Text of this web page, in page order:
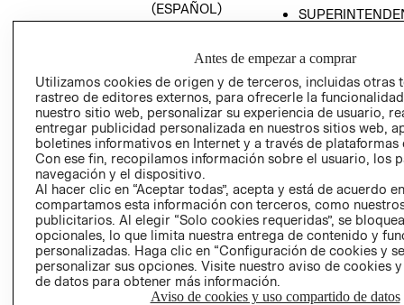
(ESPAÑOL)
TRANSPARENCIA
PETICIONES
QUEJAS Y
RECLAMOS
Colombia ($)
CAMBIAR REGIÓN
Antes de empezar a comprar
Utilizamos cookies de origen y de terceros, incluidas otras
rastreo de editores externos, para ofrecerle la
nuestro sitio web, personalizar su experiencia de usuario,
entregar publicidad personalizada en nuestros sitios web,
boletines informativos en Internet y a través de plataformas
Con ese fin, recopilamos información sobre el usuario, los
navegación y el dispositivo.
Al hacer clic en “Aceptar todas”, acepta y está de acuerdo
compartamos esta información con terceros, como
publicitarios. Al elegir “Solo cookies requeridas”, se
opcionales, lo que limita nuestra entrega de contenido y
personalizadas. Haga clic en “Configuración de cookies y
personalizar sus opciones. Visite nuestro aviso de cookies
de datos para obtener más información.
Aviso de cookies y uso compartido de datos